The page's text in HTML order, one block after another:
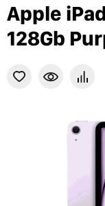
Apple
128Gb